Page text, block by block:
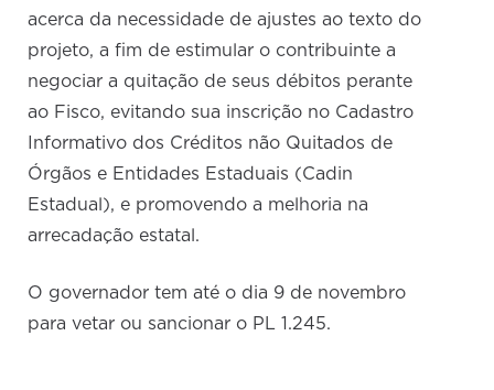
acerca da necessidade de ajustes ao texto do
projeto, a fim de estimular o contribuinte a
negociar a quitação de seus débitos perante
ao Fisco, evitando sua inscrição no Cadastro
Informativo dos Créditos não Quitados de
Órgãos e Entidades Estaduais (Cadin
Estadual), e promovendo a melhoria na
arrecadação estatal.
O governador tem até o dia 9 de novembro
para vetar ou sancionar o PL 1.245.